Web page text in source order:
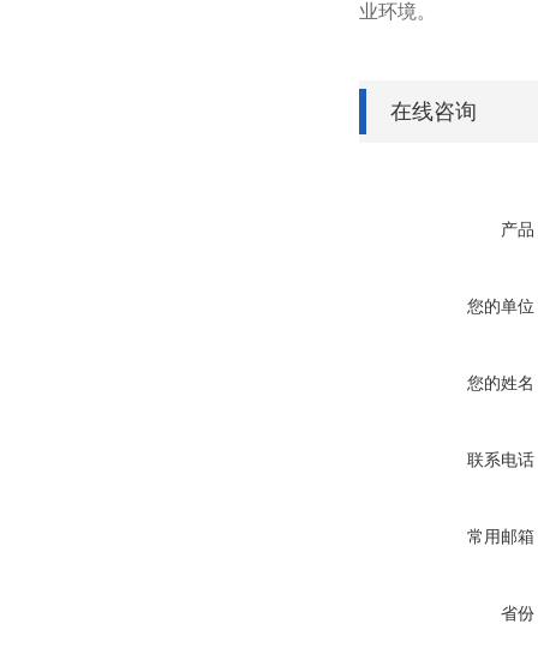
业环境。
在线咨询
产品
您的单位
您的姓名
联系电话
常用邮箱
省份